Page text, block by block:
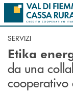
Salta al contenuto
SERVIZI
Etika
da una
cooperativo